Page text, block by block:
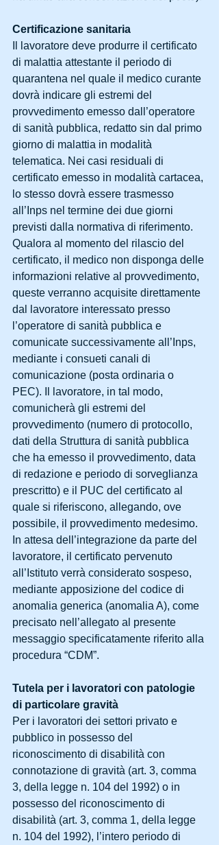
Certificazione sanitaria
Il lavoratore deve produrre il certificato
di malattia attestante il periodo di
quarantena nel quale il medico curante
dovrà indicare gli estremi del
provvedimento emesso dall’operatore
di sanità pubblica, redatto sin dal primo
giorno di malattia in modalità
telematica. Nei casi residuali di
certificato emesso in modalità cartacea,
lo stesso dovrà essere trasmesso
all’Inps nel termine dei due giorni
previsti dalla normativa di riferimento.
Qualora al momento del rilascio del
certificato, il medico non disponga delle
informazioni relative al provvedimento,
queste verranno acquisite direttamente
dal lavoratore interessato presso
l’operatore di sanità pubblica e
comunicate successivamente all’Inps,
mediante i consueti canali di
comunicazione (posta ordinaria o
PEC). Il lavoratore, in tal modo,
comunicherà gli estremi del
provvedimento (numero di protocollo,
dati della Struttura di sanità pubblica
che ha emesso il provvedimento, data
di redazione e periodo di sorveglianza
prescritto) e il PUC del certificato al
quale si riferiscono, allegando, ove
possibile, il provvedimento medesimo.
In attesa dell’integrazione da parte del
lavoratore, il certificato pervenuto
all’Istituto verrà considerato sospeso,
mediante apposizione del codice di
anomalia generica (anomalia A), come
precisato nell’allegato al presente
messaggio specificatamente riferito alla
procedura “CDM”.
Tutela per i lavoratori con patologie
di particolare gravità
Per i lavoratori dei settori privato e
pubblico in possesso del
riconoscimento di disabilità con
connotazione di gravità (art. 3, comma
3, della legge n. 104 del 1992) o in
possesso del riconoscimento di
disabilità (art. 3, comma 1, della legge
n. 104 del 1992), l’intero periodo di